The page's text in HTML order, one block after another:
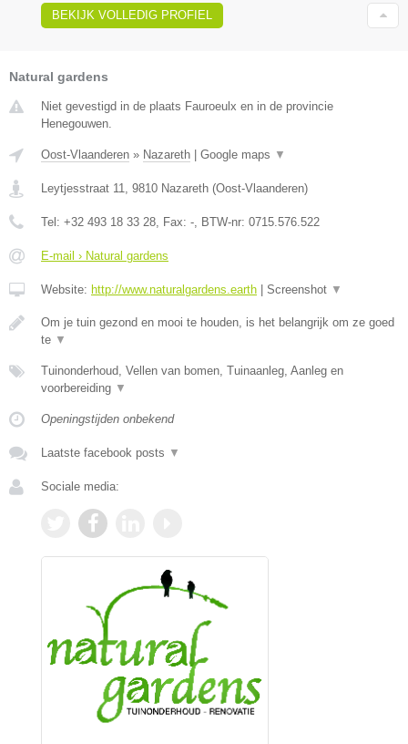
BEKIJK VOLLEDIG PROFIEL
Natural gardens
Niet gevestigd in de plaats Fauroeulx en in de provincie
Henegouwen.
Oost-Vlaanderen » Nazareth | Google maps ▼
Leytjesstraat 11 9810 Nazareth (Oost-Vlaanderen)
Tel: +32 493 18 33 28 , Fax: - , BTW-nr: 0715.576.522
E-mail › Natural gardens
Website: http://www.naturalgardens.earth | Screenshot ▼
Om je tuin gezond en mooi te houden, is het belangrijk om ze goed
te ▼
Tuinonderhoud, Vellen van bomen, Tuinaanleg, Aanleg en
voorbereiding ▼
Openingstijden onbekend
Laatste facebook posts ▼
Sociale media: